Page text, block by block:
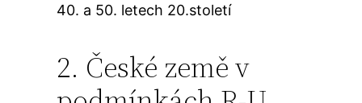
40. a 50. letech 20.století
2. České země v